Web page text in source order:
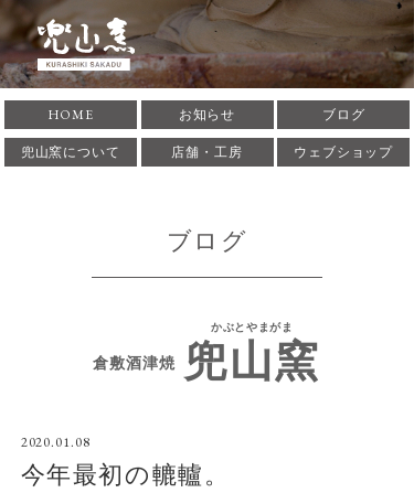
倉敷酒津焼 兜山窯 かぶ
とやまがま 岡山県倉敷市
に築窯。酒津焼兜山窯の
をしています。
HOME お知らせ ブログ
兜山窯について 店舗・工房 ウェブショップ
ブログ
倉敷酒津焼
かぶとやまがま
兜山窯
2020.01.08
今年最初の轆轤。